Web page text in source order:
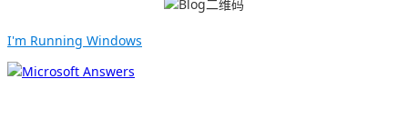
I'm Running Windows